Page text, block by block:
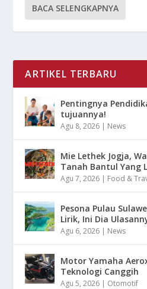
BACA SELENGKAPNYA
ARTIKEL TERBARU
Pentingnya
tujuannya!
Agu 8, 2026 | News
Mie Lethek Jogja,
Tanah Bantul Yang
Agu 7, 2026 | Food &
Pesona Pulau
Lirik, Ini Dia
Agu 6, 2026 | News
Motor Yamaha
Teknologi Canggih
Agu 5, 2026 | Otomotif